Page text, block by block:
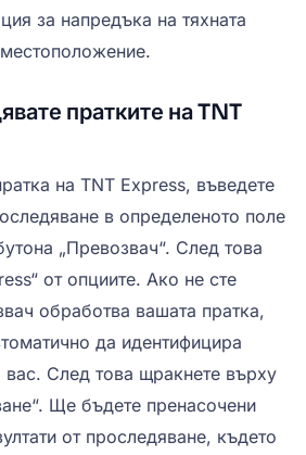
за напредъка на тяхната
пратките на TNT
на TNT Express, въведете
в определеното поле
„Превозвач“. След това
от опциите. Ако не сте
обработва вашата пратка,
да идентифицира
вас. След това щракнете върху
Ще бъдете пренасочени
от проследяване, където